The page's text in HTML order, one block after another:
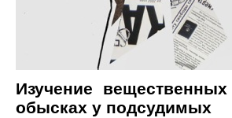
Изучение
обысках у подсудимых